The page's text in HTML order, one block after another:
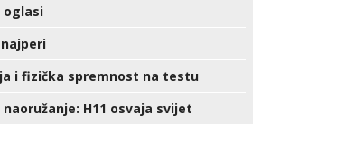
oglasi
i fizička spremnost na testu
H11 osvaja svijet